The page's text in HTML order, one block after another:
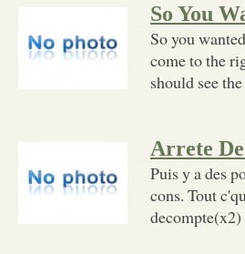
So You
So you
come to the
should see
Arrete
Puis y a des
cons. Tout